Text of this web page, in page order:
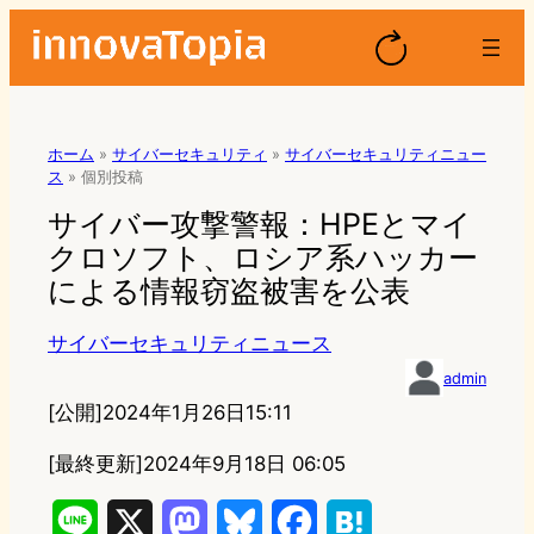
ホーム » サイバーセキュリティ » サイバーセキュリティニュー
ス » 個別投稿
サイバー攻撃警報：HPEとマイ
クロソフト、ロシア系ハッカー
による情報窃盗被害を公表
サイバーセキュリティニュース
admin
[公開]2024年1月26日15:11
[最終更新]2024年9月18日 06:05